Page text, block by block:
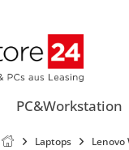
PC&Workstation
Laptops